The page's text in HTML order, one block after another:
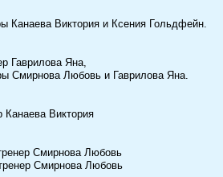
Канаева Виктория и Ксения Гольдфейн.
Гаврилова Яна,
Смирнова Любовь и Гаврилова Яна.
Виктория
Смирнова Любовь
Смирнова Любовь